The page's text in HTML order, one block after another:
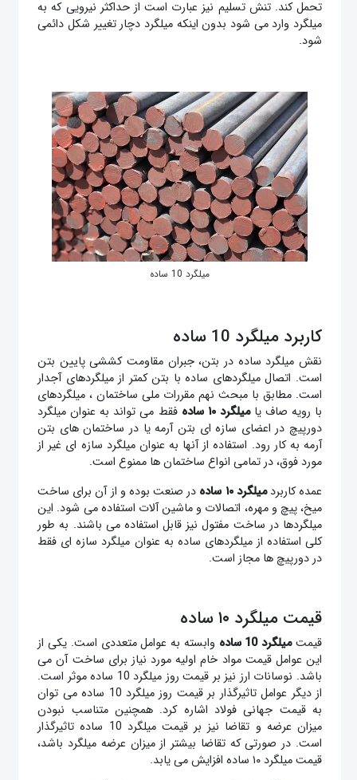
تحمل کند. تنش تسلیم نیز عبارت است از حداکثر نیرویی که به
میلگرد وارد می شود بدون اینکه میلگرد دچار تغییر شکل دائمی
شود.
میلگرد 10 ساده
کاربرد میلگرد 10 ساده
نقش میلگرد ساده در بتن، جبران مقاومت کششی پایین بتن
است. اتصال میلگردهای ساده با بتن کمتر از میلگردهای آجدار
است. مطابق با مبحث نهم مقررات ملی ساختمان ، میلگردهای
با رویه صاف یامیلگرد ۱۰ ساده
فقط می تواند به عنوان میلگرد
دورپیچ در اعضای سازه ای بتن آرمه یا در ساختمان های بتن
آرمه به کار رود. استفاده از آنها به عنوان میلگرد سازه ای غیر از
مورد فوق، در تمامی انواع ساختمان ها ممنوع است.
عمده کاربردمیلگرد ۱۰ ساده
در صنعت بوده و از آن برای ساخت
میخ، پیچ و مهره، اتصالات و ماشین آلات استفاده می شود. این
میلگردها در ساخت مفتول نیز قابل استفاده می باشند. به طور
کلی استفاده از میلگردهای ساده به عنوان میلگرد سازه ای فقط
در دورپیچ ها مجاز است.
قیمت میلگرد ۱۰ ساده
قیمتمیلگرد 10 ساده
وابسته به عوامل متعددی است. یکی از
این عوامل قیمت مواد خام اولیه مورد نیاز برای ساخت آن می
باشد. نوسانات ارز نیز بر قیمت روز میلگرد 10 ساده موثر است.
از دیگر عوامل تاثیرگذار بر قیمت روز میلگرد 10 ساده می توان
به قیمت جهانی فولاد اشاره کرد. همچنین متناسب نبودن
میزان عرضه و تقاضا نیز بر قیمت میلگرد 10 ساده تاثیرگذار
است. در صورتی که تقاضا بیشتر از میزان عرضه میلگرد باشد،
قیمت میلگرد ۱۰ ساده افزایش می یابد.